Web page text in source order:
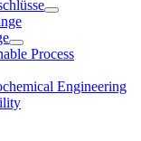
Process
Engineering